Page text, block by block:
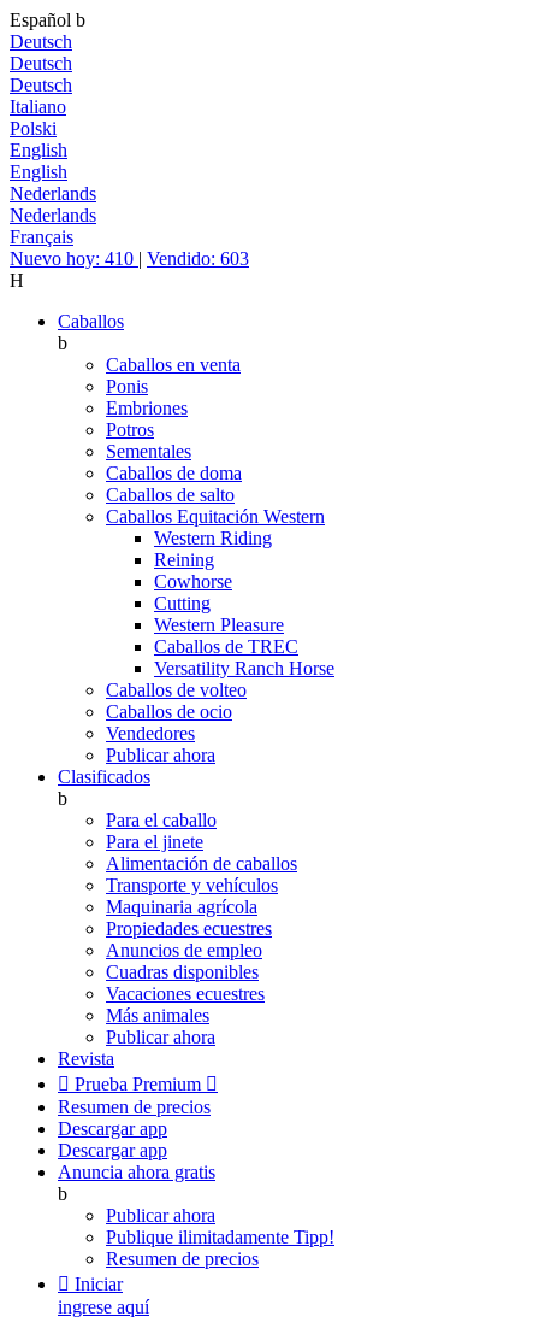
Español b
Deutsch
Deutsch
Deutsch
Italiano
Polski
English
English
Nederlands
Nederlands
Français
Nuevo hoy: 410 | Vendido: 603
H
Caballos
b
Caballos en venta
Ponis
Embriones
Potros
Sementales
Caballos de doma
Caballos de salto
Caballos Equitación Western
Western Riding
Reining
Cowhorse
Cutting
Western Pleasure
Caballos de TREC
Versatility Ranch Horse
Caballos de volteo
Caballos de ocio
Vendedores
Publicar ahora
Clasificados
b
Para el caballo
Para el jinete
Alimentación de caballos
Transporte y vehículos
Maquinaria agrícola
Propiedades ecuestres
Anuncios de empleo
Cuadras disponibles
Vacaciones ecuestres
Más animales
Publicar ahora
Revista
 Prueba Premium 
Resumen de precios
Descargar app
Descargar app
Anuncia ahora gratis
b
Publicar ahora
Publique ilimitadamente Tipp!
Resumen de precios
 Iniciar
ingrese aquí